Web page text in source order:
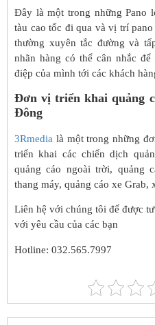
Đây là một trong những Pano
tàu cao tốc đi qua và vị trí
thường xuyên tắc đường và
nhãn hàng có thể cân nhắc
điệp của mình tới các khách
Đơn vị triển khai quảng
Đông
3Rmedia là một trong những
triển khai các chiến dịch
quảng cáo ngoài trời, quảng
thang máy, quảng cáo xe Grab,
Liên hệ với chúng tôi để được
với yêu cầu của các bạn
Hotline: 032.565.7997